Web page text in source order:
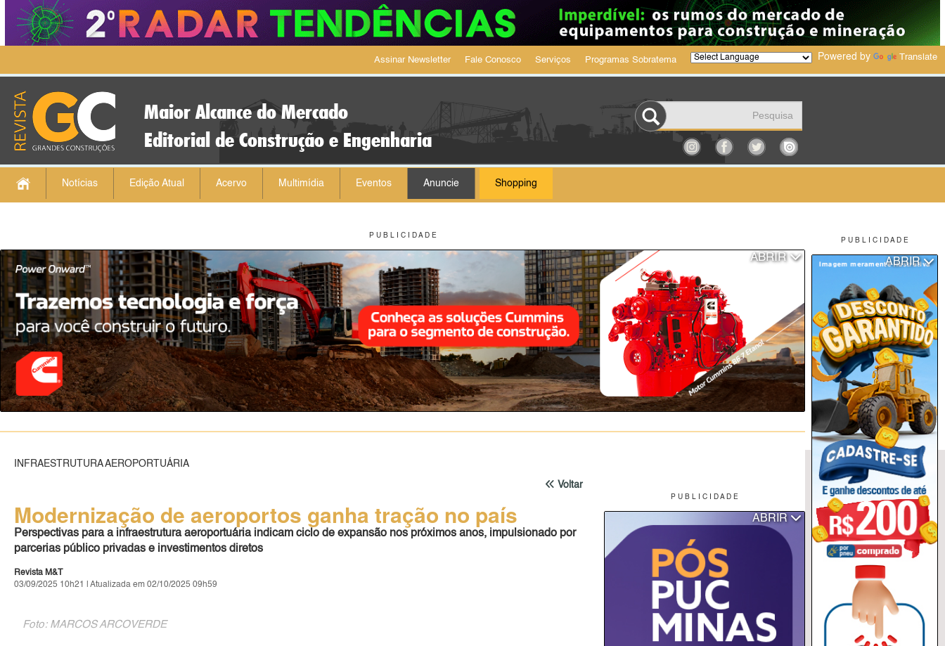
P U B L I C I D A D E
ABRIR
Assinar Newsletter Fale Conosco Serviços Programas Sobratema Powered by Translate
Maior Alcance do Mercado
Editorial de Construção e Engenharia
Notícias Edição Atual Acervo Multimídia Eventos Anuncie Shopping
P U B L I C I D A D E
ABRIR
INFRAESTRUTURA AEROPORTUÁRIA
Voltar
Modernização de aeroportos ganha tração no país
Perspectivas para a infraestrutura aeroportuária indicam ciclo de expansão nos próximos anos, impulsionado por
parcerias público privadas e investimentos diretos
Revista M&T
03/09/2025 10h21 | Atualizada em 02/10/2025 09h59
Foto: MARCOS ARCOVERDE
P U B L I C I D A D E
ABRIR